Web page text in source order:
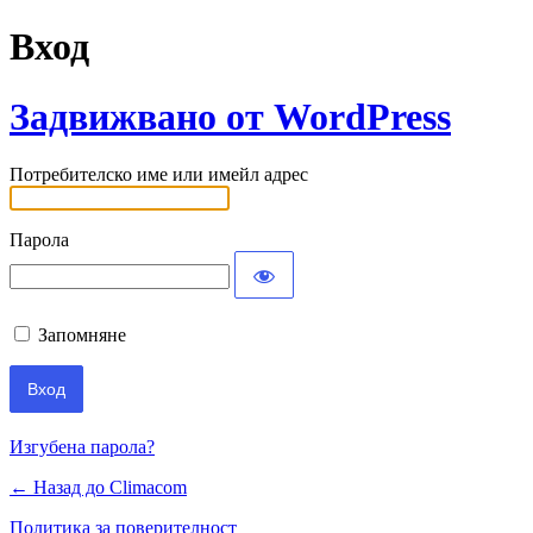
Вход
Задвижвано от WordPress
Потребителско име или имейл адрес
Парола
Запомняне
Изгубена парола?
← Назад до Climacom
Политика за поверителност